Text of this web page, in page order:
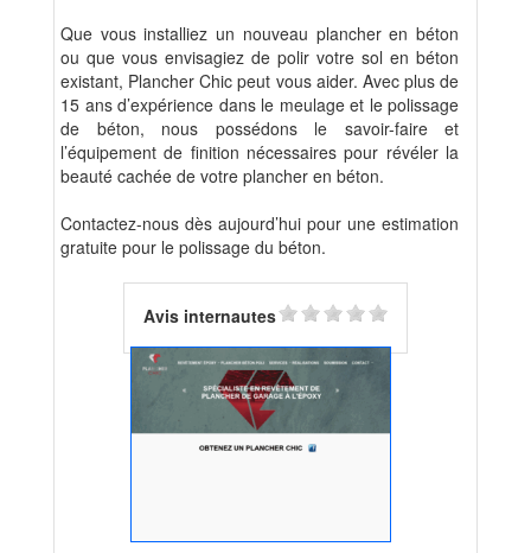
Que vous installiez un nouveau plancher en béton
ou que vous envisagiez de polir votre sol en béton
existant, Plancher Chic peut vous aider. Avec plus de
15 ans d’expérience dans le meulage et le polissage
de béton, nous possédons le savoir-faire et
l’équipement de finition nécessaires pour révéler la
beauté cachée de votre plancher en béton.
Contactez-nous dès aujourd’hui pour une estimation
gratuite pour le polissage du béton.
Avis internautes